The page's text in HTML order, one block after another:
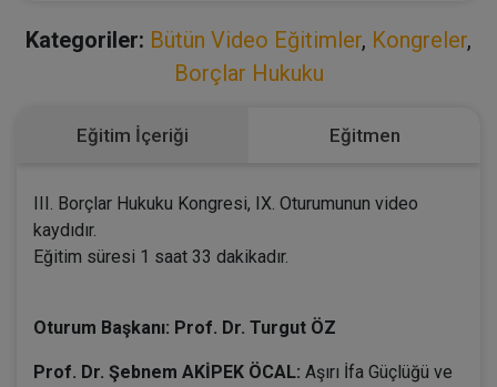
Kategoriler: Bütün Video Eğitimler, Kongreler,
Borçlar Hukuku
Eğitim İçeriği Eğitmen
III. Borçlar Hukuku Kongresi, IX. Oturumunun video
kaydıdır.
Eğitim süresi 1 saat 33 dakikadır.
Oturum Başkanı: Prof. Dr. Turgut ÖZ
Prof. Dr. Şebnem AKİPEK ÖCAL: Aşırı İfa Güçlüğü ve